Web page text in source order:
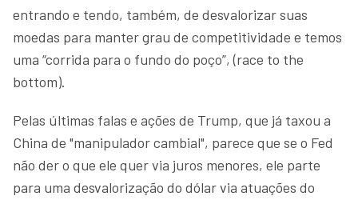
entrando e tendo, também, de desvalorizar suas
moedas para manter grau de competitividade e temos
uma “corrida para o fundo do poço”, (race to the
bottom).
Pelas últimas falas e ações de Trump, que já taxou a
China de "manipulador cambial", parece que se o Fed
não der o que ele quer via juros menores, ele parte
para uma desvalorização do dólar via atuações do